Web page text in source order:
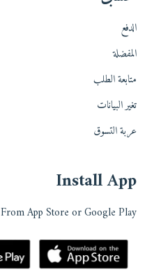
الدفع
المفضلة
متابعة الطلب
تغير البيانات
عربة التسوق
Install App
From App Store or Google Play